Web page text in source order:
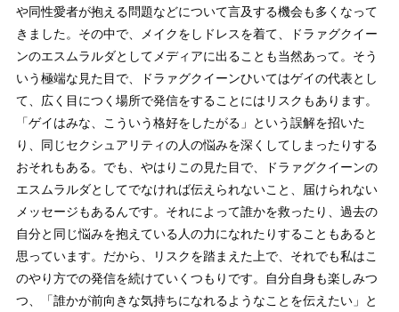
や同性愛者が抱える問題などについて言及する機会も多くなって
きました。その中で、メイクをしドレスを着て、ドラァグクイー
ンのエスムラルダとしてメディアに出ることも当然あって。そう
いう極端な見た目で、ドラァグクイーンひいてはゲイの代表とし
て、広く目につく場所で発信をすることにはリスクもあります。
「ゲイはみな、こういう格好をしたがる」という誤解を招いた
り、同じセクシュアリティの人の悩みを深くしてしまったりする
おそれもある。でも、やはりこの見た目で、ドラァグクイーンの
エスムラルダとしてでなければ伝えられないこと、届けられない
メッセージもあるんです。それによって誰かを救ったり、過去の
自分と同じ悩みを抱えている人の力になれたりすることもあると
思っています。だから、リスクを踏まえた上で、それでも私はこ
のやり方での発信を続けていくつもりです。自分自身も楽しみつ
つ、「誰かが前向きな気持ちになれるようなことを伝えたい」と